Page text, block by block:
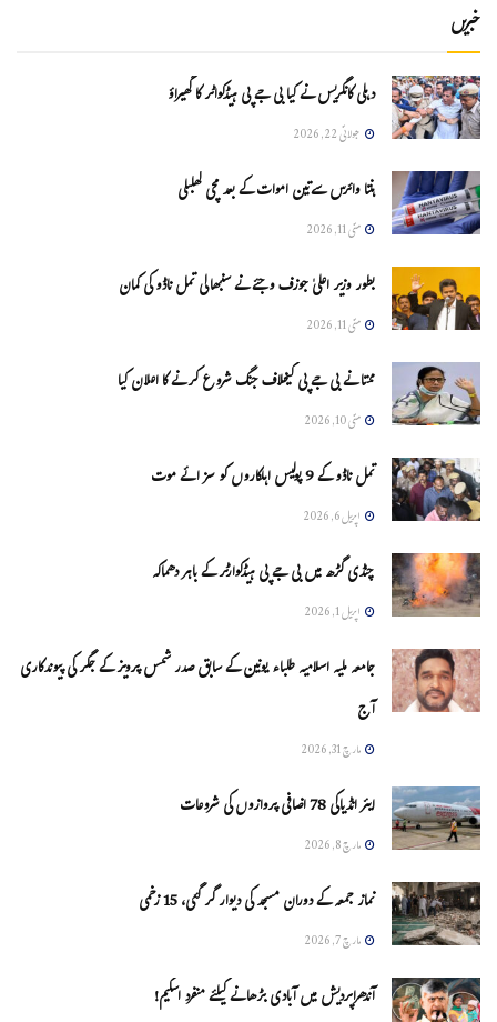
خبریں
دہلی کانگریس نے کیا بی جے پی ہیڈکواٹر کا گھیراؤ
جولائی 22, 2026
ہنتا وائرس سےتین اموات کے بعد مچی کھلبلی
مئی 11, 2026
بطور وزیر اعلیٰ جوزف وجئے نے سنبھالی تمل ناڈو کی کمان
مئی 11, 2026
ممتا نے بی جے پی کیخلاف جنگ شروع کرنے کا اعلان کیا
مئی 10, 2026
تمل ناڈو کے 9 پولیس اہلکاروں کو سزائے موت
اپریل 6, 2026
چنڈی گڑھ میں بی جے پی ہیڈکوارٹر کے باہر دھماکہ
اپریل 1, 2026
جامعہ ملیہ اسلامیہ طلباء یونین کے سابق صدر شمس پرویز کے جگر کی پیوندکاری
آج
مارچ 31, 2026
ایئر انڈیاکی 78 اضافی پروازوں کی شروعات
مارچ 8, 2026
نماز جمعہ کے دوران مسجد کی دیوار گر گئی، 15 زخمی
مارچ 7, 2026
آندھراپردیش میں آبادی بڑھانے کیلئے منفرد اسکیم!